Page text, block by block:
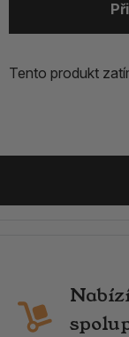
Tento produkt